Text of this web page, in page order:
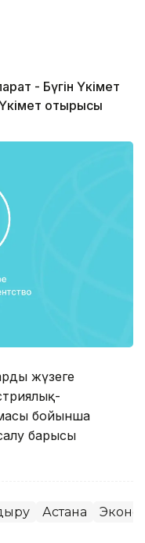
- Бүгін Үкімет
отырысы
жүзеге
бойынша
барысы
Астана